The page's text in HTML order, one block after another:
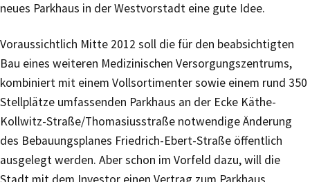
neues Parkhaus in der Westvorstadt eine gute Idee.
Voraussichtlich Mitte 2012 soll die für den beabsichtigten
Bau eines weiteren Medizinischen Versorgungszentrums,
kombiniert mit einem Vollsortimenter sowie einem rund 350
Stellplätze umfassenden Parkhaus an der Ecke Käthe-
Kollwitz-Straße/Thomasiusstraße notwendige Änderung
des Bebauungsplanes Friedrich-Ebert-Straße öffentlich
ausgelegt werden. Aber schon im Vorfeld dazu, will die